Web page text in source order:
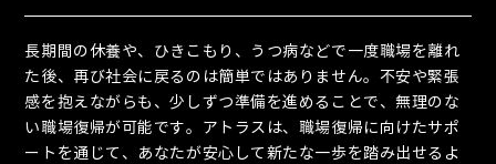
長期間の休養や、ひきこもり、うつ病などで一度職場を離れ
た後、再び社会に戻るのは簡単ではありません。不安や緊張
感を抱えながらも、少しずつ準備を進めることで、無理のな
い職場復帰が可能です。アトラスは、職場復帰に向けたサポ
ートを通じて、あなたが安心して新たな一歩を踏み出せるよ